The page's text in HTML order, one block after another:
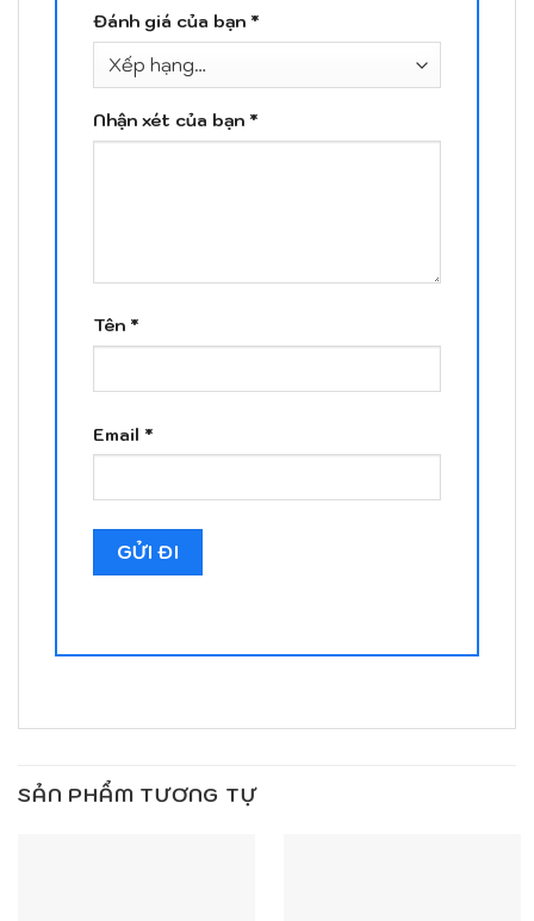
Đánh giá của bạn *
Nhận xét của bạn *
Tên *
Email *
SẢN PHẨM TƯƠNG TỰ